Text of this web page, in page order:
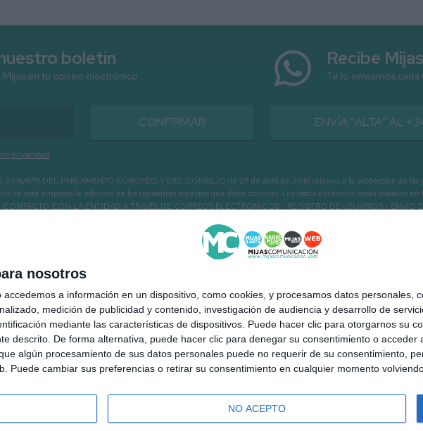
nosotros
accedemos a información en un dispositivo, como cookies, y procesamos datos personales,
medición de publicidad y contenido, investigación de audiencia y desarrollo de
mediante las características de dispositivos. Puede hacer clic para otorgarnos su
descrito. De forma alternativa, puede hacer clic para denegar su consentimiento o
algún procesamiento de sus datos personales puede no requerir de su consentimiento,
Puede cambiar sus preferencias o retirar su consentimiento en cualquier momento
NO ACEPTO
boletín
Mijas en tu correo electrónico
CONFIRMAR
privacidad
Recibe
Te lo enviamos
ENVÍA "ALTA" AL
679 DEL PARLAMENTO EUROPEO Y DEL CONSEJO de 27 de abril de 2016 relativo a la protección de
de esta empresa le informa de los siguientes aspectos que debe conocer: Los datos obtenidos serán tratados
CON LA ENTIDAD A TRAVÉS DE CORREOS ELECTRÓNICOS - REGISTRO DE USUARIOS -
TV a la carta Quiénes somos Contacto